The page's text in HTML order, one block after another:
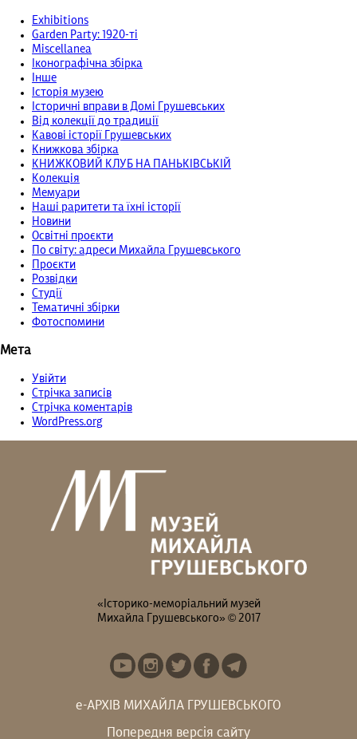
Exhibitions
Garden Party: 1920-ті
Miscellanea
Іконографічна збірка
Інше
Історія музею
Історичні вправи в Домі Грушевських
Від колекції до традиції
Кавові історії Грушевських
Книжкова збірка
КНИЖКОВИЙ КЛУБ НА ПАНЬКІВСЬКІЙ
Колекція
Мемуари
Наші раритети та їхні історії
Новини
Освітні проєкти
По світу: адреси Михайла Грушевського
Проєкти
Розвідки
Студії
Тематичні збірки
Фотоспомини
Мета
Увійти
Стрічка записів
Стрічка коментарів
WordPress.org
«Історико-меморіальний музей
Михайла Грушевського» © 2017
е-АРХІВ МИХАЙЛА ГРУШЕВСЬКОГО
Попередня версія сайту